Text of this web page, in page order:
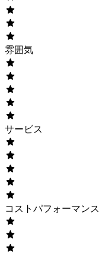
雰囲気
サービス
コストパフォーマンス